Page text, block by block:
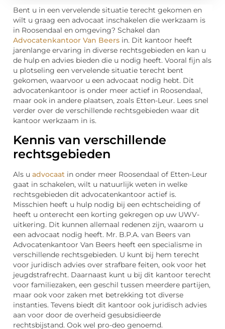
Bent u in een vervelende situatie terecht gekomen en
wilt u graag een advocaat inschakelen die werkzaam is
in Roosendaal en omgeving? Schakel dan
Advocatenkantoor Van Beers in. Dit kantoor heeft
jarenlange ervaring in diverse rechtsgebieden en kan u
de hulp en advies bieden die u nodig heeft. Vooral fijn als
u plotseling een vervelende situatie terecht bent
gekomen, waarvoor u een advocaat nodig hebt. Dit
advocatenkantoor is onder meer actief in Roosendaal,
maar ook in andere plaatsen, zoals Etten-Leur. Lees snel
verder over de verschillende rechtsgebieden waar dit
kantoor werkzaam in is.
Kennis van verschillende
rechtsgebieden
Als u advocaat in onder meer Roosendaal of Etten-Leur
gaat in schakelen, wilt u natuurlijk weten in welke
rechtsgebieden dit advocatenkantoor actief is.
Misschien heeft u hulp nodig bij een echtscheiding of
heeft u onterecht een korting gekregen op uw UWV-
uitkering. Dit kunnen allemaal redenen zijn, waarom u
een advocaat nodig heeft. Mr. B.P.A. van Beers van
Advocatenkantoor Van Beers heeft een specialisme in
verschillende rechtsgebieden. U kunt bij hem terecht
voor juridisch advies over strafbare feiten, ook voor het
jeugdstrafrecht. Daarnaast kunt u bij dit kantoor terecht
voor familiezaken, een geschil tussen meerdere partijen,
maar ook voor zaken met betrekking tot diverse
instanties. Tevens biedt dit kantoor ook juridisch advies
aan voor door de overheid gesubsidieerde
rechtsbijstand. Ook wel pro-deo genoemd.